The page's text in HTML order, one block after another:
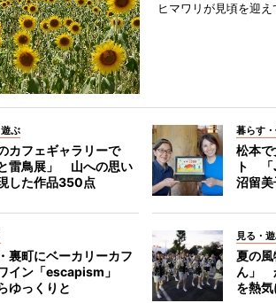
ヒマワリが見頃を迎え
ぶ
カフェギャラリーで
と雷鳥展」 山への思い
した作品350点
暮らす・
松本
ト 「
沼留美
裏町にベーカリーカフ
イン「escapism」
ゆっくりと
見る・
夏の
ん」
を熱